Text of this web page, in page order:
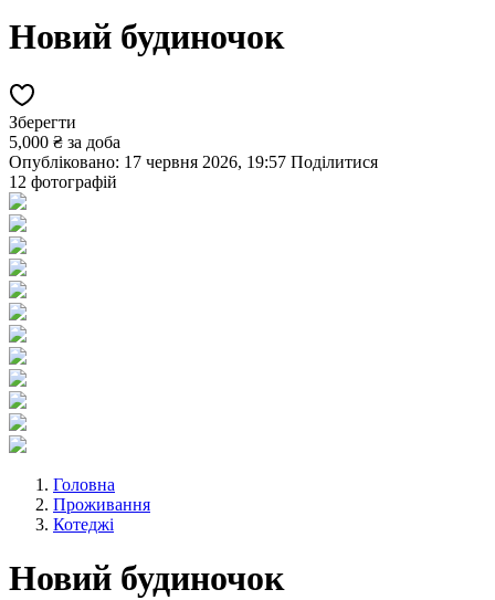
Новий будиночок
Зберегти
5,000 ₴ за доба
Опубліковано: 17 червня 2026, 19:57 Поділитися
12 фотографій
Головна
Проживання
Котеджі
Новий будиночок